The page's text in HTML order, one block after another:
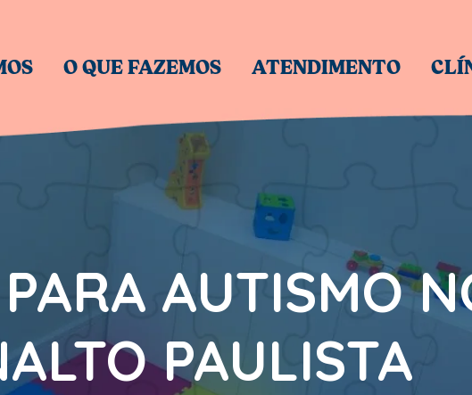
O QUE FAZEMOS ATENDIMENTO
AUTISMO
PAULISTA